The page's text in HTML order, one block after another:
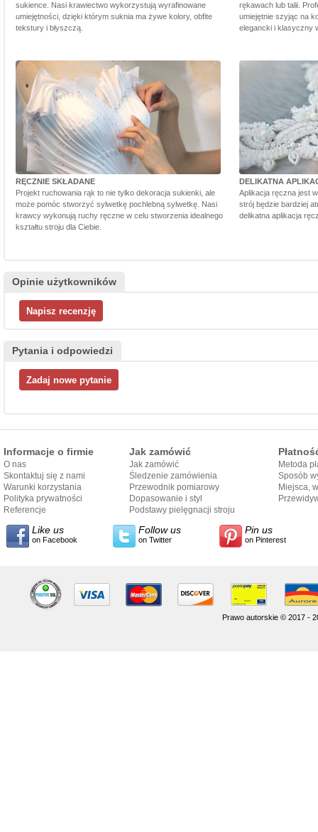
sukience. Nasi krawiectwo wykorzystują wyrafinowane
umiejętności, dzięki którym suknia ma żywe kolory, obfite
tekstury i błyszczą.
rękawach lub talii.
umiejętnie szyjąc na
elegancki i klasyczny
RĘCZNIE SKŁADANE
Projekt ruchowania rąk to nie tylko dekoracja sukienki, ale
może pomóc stworzyć sylwetkę pochlebną sylwetkę. Nasi
krawcy wykonują ruchy ręczne w celu stworzenia idealnego
kształtu stroju dla Ciebie.
DELIKATNA
Aplikacja ręczna jest
strój będzie bardziej
delikatna aplikacja
Opinie użytkowników
Pytania i odpowiedzi
Informacje o firmie
O nas
Skontaktuj się z nami
Warunki korzystania
Polityka prywatności
Referencje
Jak zamówić
Jak zamówić
Śledzenie zamówienia
Przewodnik pomiarowy
Dopasowanie i styl
przewodnika
Podstawy pielęgnacji stroju
Metoda
Sposób
Miejsca,
Like us
on Facebook
Follow us
on Twitter
Pin us
on Pinterest
Prawo autorskie © 2017 -